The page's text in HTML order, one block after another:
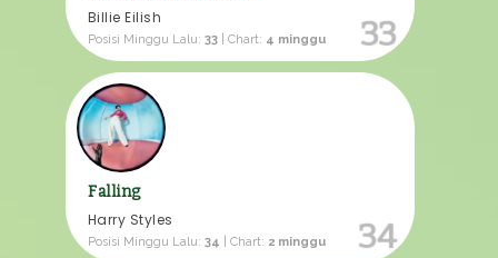
Billie Eilish
Posisi Minggu Lalu: 33 | Chart: 4 minggu 33
Falling
Harry Styles
Posisi Minggu Lalu: 34 | Chart: 2 minggu 34